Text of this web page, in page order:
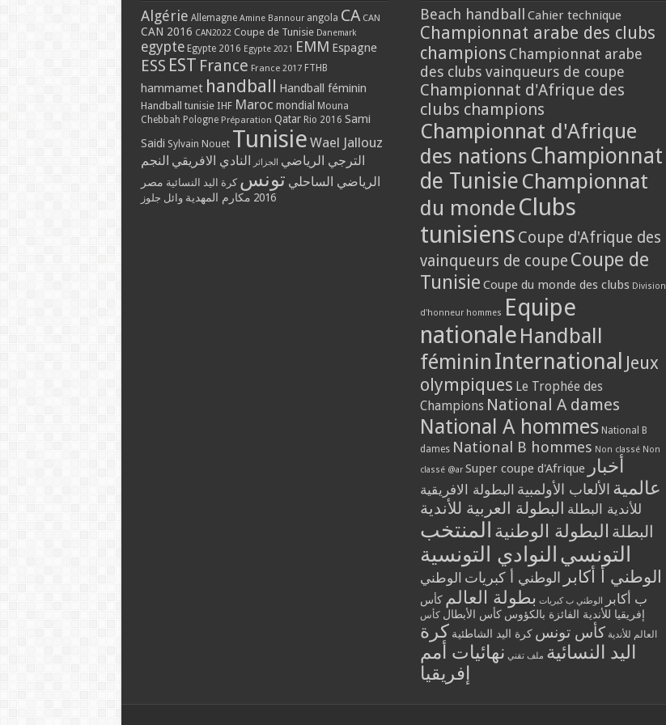
Algérie Allemagne Amine Bannour angola CA CAN
CAN 2016 CAN2022 Coupe de Tunisie Danemark
egypte Egypte 2016 Egypte 2021 EMM Espagne
ESS EST France France 2017 FTHB
hammamet handball Handball féminin
Handball tunisie IHF Maroc mondial Mouna
Chebbah Pologne Préparation Qatar Rio 2016 Sami
Saidi Sylvain Nouet Tunisie Wael Jallouz
الترجي الرياضي الجزائر النادي الافريقي النجم
الرياضي الساحلي تونس كرة اليد النسائية مصر
2016 مكارم المهدية وائل جلوز
Beach handball Cahier technique
Championnat arabe des clubs
champions Championnat arabe
des clubs vainqueurs de coupe
Championnat d'Afrique des
clubs champions
Championnat d'Afrique
des nations Championnat
de Tunisie Championnat
du monde Clubs
tunisiens Coupe d'Afrique des
vainqueurs de coupe Coupe de
Tunisie Coupe du monde des clubs Division
d'honneur hommes Equipe
nationale Handball
féminin International Jeux
olympiques Le Trophée des
Champions National A dames
National A hommes National B
dames National B hommes Non classé Non
classé @ar Super coupe d'Afrique أخبار
عالمية الألعاب الأولمبية البطولة الافريقية
للأندية البطلة البطولة العربية للأندية
البطلة البطولة الوطنية المنتخب
التونسي النوادي التونسية
الوطني أ أكابر الوطني أ كبريات الوطني
ب أكابر
الوطني ب كبريات بطولة العالم كأس
إفريقيا للأندية الفائزة بالكؤوس كأس الأبطال كأس
العالم للأندية كأس تونس كرة اليد الشاطئية كرة
اليد النسائية ملف تقني نهائيات أمم
إفريقيا